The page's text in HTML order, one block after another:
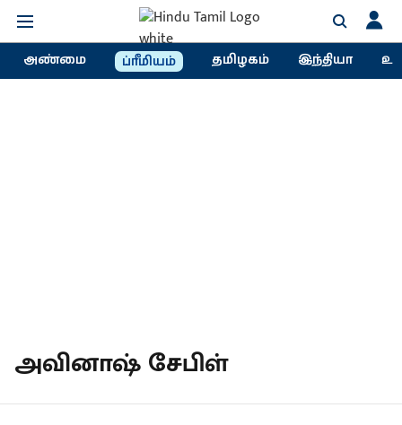
அண்மை ப்ரீமியம் தமிழகம் இந்தியா
அவினாஷ் சேபிள்